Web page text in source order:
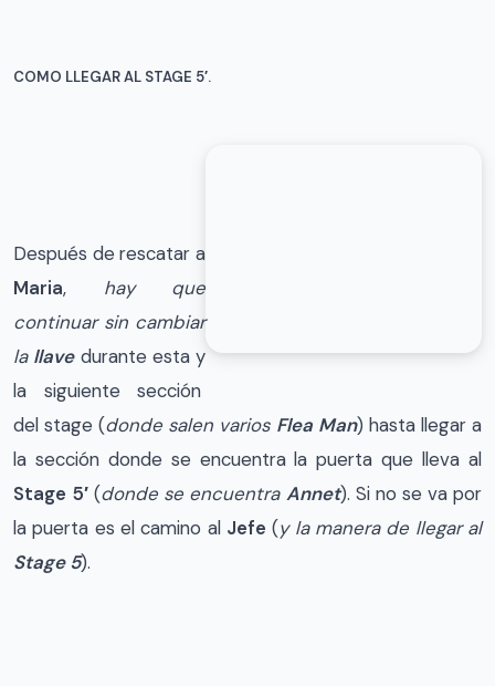
COMO LLEGAR AL STAGE 5′.
Después de rescatar a
Maria, hay que
continuar sin cambiar
la llavedurante esta y
la siguiente sección
del stage (donde salen varios Flea Man) hasta llegar a
la sección donde se encuentra la puerta que lleva al
Stage 5′ (donde se encuentra Annet). Si no se va por
la puerta es el camino al Jefe (y la manera de llegar al
Stage 5).